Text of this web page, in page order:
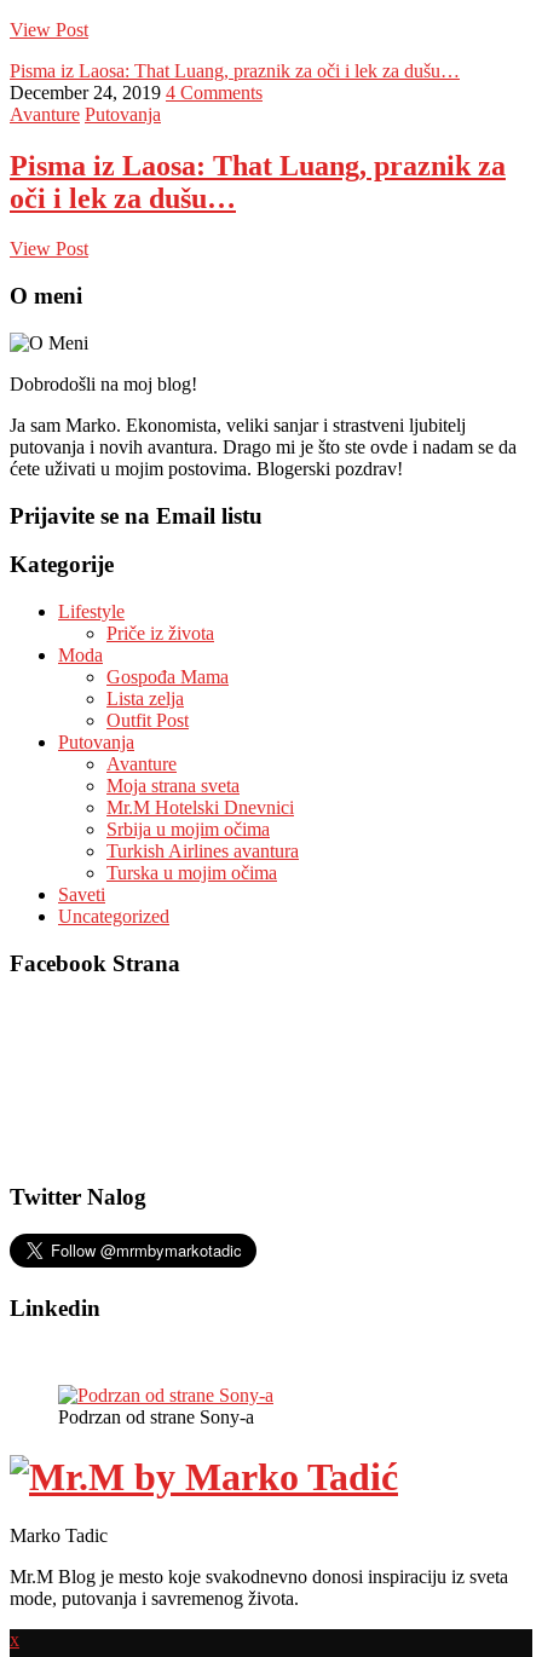
View Post
Pisma iz Laosa: That Luang, praznik za oči i lek za dušu…
December 24, 2019 4 Comments
Avanture Putovanja
Pisma iz Laosa: That Luang, praznik za
oči i lek za dušu…
View Post
O meni
Dobrodošli na moj blog!
Ja sam Marko. Ekonomista, veliki sanjar i strastveni ljubitelj
putovanja i novih avantura. Drago mi je što ste ovde i nadam se da
ćete uživati u mojim postovima. Blogerski pozdrav!
Prijavite se na Email listu
Kategorije
Lifestyle
Priče iz života
Moda
Gospođa Mama
Lista zelja
Outfit Post
Putovanja
Avanture
Moja strana sveta
Mr.M Hotelski Dnevnici
Srbija u mojim očima
Turkish Airlines avantura
Turska u mojim očima
Saveti
Uncategorized
Facebook Strana
Twitter Nalog
Linkedin
Podrzan od strane Sony-a
Marko Tadic
Mr.M Blog je mesto koje svakodnevno donosi inspiraciju iz sveta
mode, putovanja i savremenog života.
x